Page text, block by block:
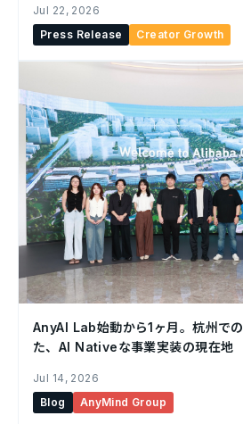
Jul 22, 2026
Press Release
Creator Growth
AnyAI Lab始動から1ヶ月。杭州で
た、AI Nativeな事業実装の現在地
Jul 14, 2026
Blog
AnyMind Group